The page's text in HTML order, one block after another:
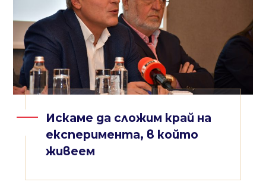
Искаме да сложим край на
експеримента, в който
живеем